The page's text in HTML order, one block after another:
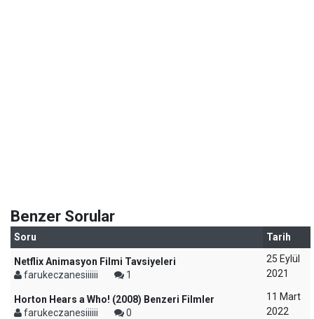
Benzer Sorular
Soru Tarih
Netflix Animasyon Filmi Tavsiyeleri
farukeczanesiiiiii
1
25 Eylül
2021
Horton Hears a Who! (2008) Benzeri Filmler
farukeczanesiiiiii
0
11 Mart
2022